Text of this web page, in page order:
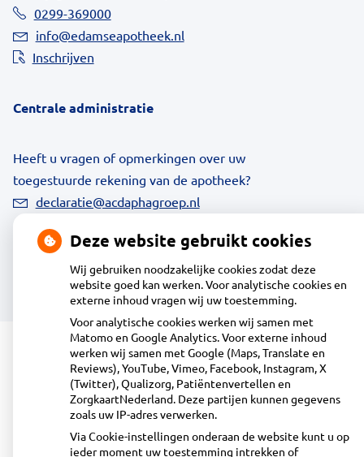
0299-369000
info@edamseapotheek.nl
Inschrijven
Centrale administratie
Heeft u vragen of opmerkingen over uw
toegestuurde rekening van de apotheek?
declaratie@acdaphagroep.nl
Bezoek
onze
facebook
pagina
© Acdapha Groep
Disclaimer| Uw privacy|Algemene voorwaarden| Cookiebeleid
Uw Zorg Online| Beheer
Deze website gebruikt cookies
Wij gebruiken noodzakelijke cookies zodat deze
website goed kan werken. Voor analytische cookies en
externe inhoud vragen wij uw toestemming.
Voor analytische cookies werken wij samen met
Matomo en Google Analytics. Voor externe inhoud
werken wij samen met Google (Maps, Translate en
Reviews), YouTube, Vimeo, Facebook, Instagram, X
(Twitter), Qualizorg, Patiëntenvertellen en
ZorgkaartNederland. Deze partijen kunnen gegevens
zoals uw IP-adres verwerken.
Via Cookie-instellingen onderaan de website kunt u op
ieder moment uw toestemming intrekken of